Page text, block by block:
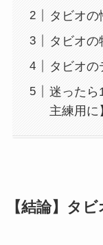
タビオの
タビオの
タビオの
迷ったら
主練用に
【結論】タ